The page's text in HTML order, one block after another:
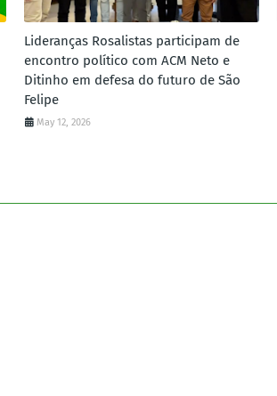
Lideranças Rosalistas participam de
encontro político com ACM Neto e
Ditinho em defesa do futuro de São
Felipe
May 12, 2026